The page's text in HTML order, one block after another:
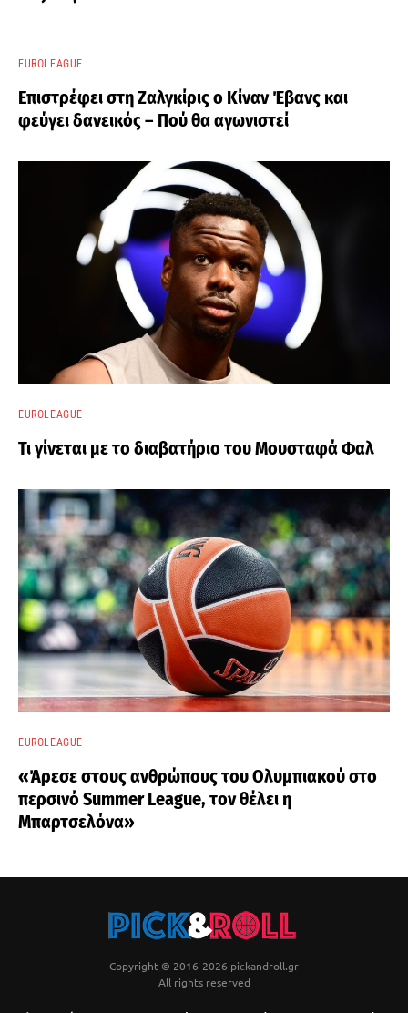
EUROLEAGUE
Επιστρέφει στη Ζαλγκίρις ο Κίναν Έβανς και
φεύγει δανεικός – Πού θα αγωνιστεί
EUROLEAGUE
Τι γίνεται με το διαβατήριο του Μουσταφά Φαλ
EUROLEAGUE
«Άρεσε στους ανθρώπους του Ολυμπιακού στο
περσινό Summer League, τον θέλει η
Μπαρτσελόνα»
Copyright © 2016-2026 pickandroll.gr
All rights reserved